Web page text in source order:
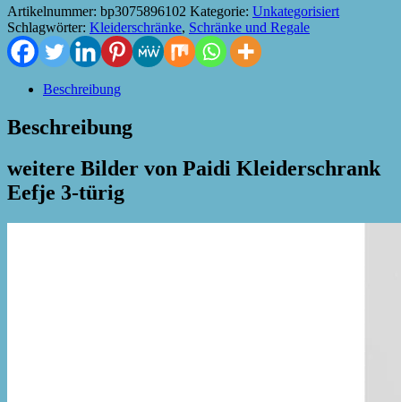
Artikelnummer: bp3075896102 Kategorie: Unkategorisiert
Schlagwörter: Kleiderschränke, Schränke und Regale
Beschreibung
Beschreibung
weitere Bilder von Paidi Kleiderschrank
Eefje 3-türig